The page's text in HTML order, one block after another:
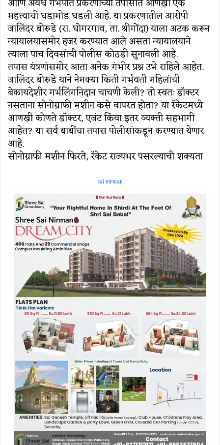
आणि अवैध गर्भपात प्रकरणाच्या तपासात आणखी एक
महत्त्वाची घडामोड घडली आहे. या प्रकरणातील आरोपी
जालिंदर बोरुडे (रा. घोगरगाव, ता. श्रीगोंदा) याला अटक करून
न्यायालयासमोर हजर करण्यात आले असता न्यायालयाने
त्याला पाच दिवसांची पोलीस कोठडी सुनावली आहे.
तपास यंत्रणांसमोर आता अनेक गंभीर प्रश्न उभे राहिले आहेत.
जालिंदर बोरुडे याने नेमक्या किती गर्भवती महिलांची
बेकायदेशीर गर्भलिंगनिदान चाचणी केली? तो स्वतः डॉक्टर
नसताना सोनोग्राफी मशीन कसे वापरत होता? या रॅकेटमध्ये
आणखी कोणते डॉक्टर, एजंट किंवा इतर व्यक्ती सहभागी
आहेत? या सर्व बाबींचा तपास पोलीसांकडून करण्यात येणार
आहे.
सोनोग्राफी मशीन फिरते, रॅकेट राज्यभर पसरल्याची शक्यता
sai nirman